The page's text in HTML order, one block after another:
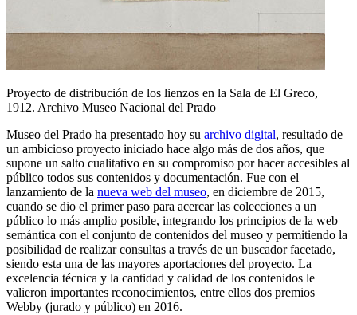
Proyecto de distribución de los lienzos en la Sala de El Greco,
1912. Archivo Museo Nacional del Prado
Museo del Prado ha presentado hoy su archivo digital, resultado de
un ambicioso proyecto iniciado hace algo más de dos años, que
supone un salto cualitativo en su compromiso por hacer accesibles al
público todos sus contenidos y documentación. Fue con el
lanzamiento de la nueva web del museo, en diciembre de 2015,
cuando se dio el primer paso para acercar las colecciones a un
público lo más amplio posible, integrando los principios de la web
semántica con el conjunto de contenidos del museo y permitiendo la
posibilidad de realizar consultas a través de un buscador facetado,
siendo esta una de las mayores aportaciones del proyecto. La
excelencia técnica y la cantidad y calidad de los contenidos le
valieron importantes reconocimientos, entre ellos dos premios
Webby (jurado y público) en 2016.